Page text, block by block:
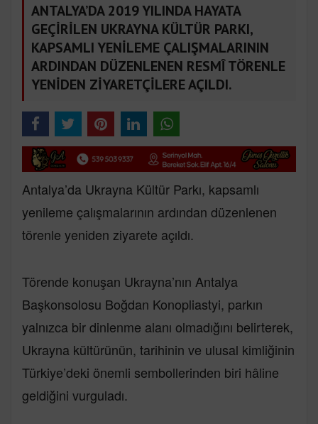
ANTALYA’DA 2019 YILINDA HAYATA
GEÇİRİLEN UKRAYNA KÜLTÜR PARKI,
KAPSAMLI YENİLEME ÇALIŞMALARININ
ARDINDAN DÜZENLENEN RESMÎ TÖRENLE
YENİDEN ZİYARETÇİLERE AÇILDI.
Antalya’da Ukrayna Kültür Parkı, kapsamlı
yenileme çalışmalarının ardından düzenlenen
törenle yeniden ziyarete açıldı.
Törende konuşan Ukrayna’nın Antalya
Başkonsolosu Boğdan Konopliastyi, parkın
yalnızca bir dinlenme alanı olmadığını belirterek,
Ukrayna kültürünün, tarihinin ve ulusal kimliğinin
Türkiye’deki önemli sembollerinden biri hâline
geldiğini vurguladı.